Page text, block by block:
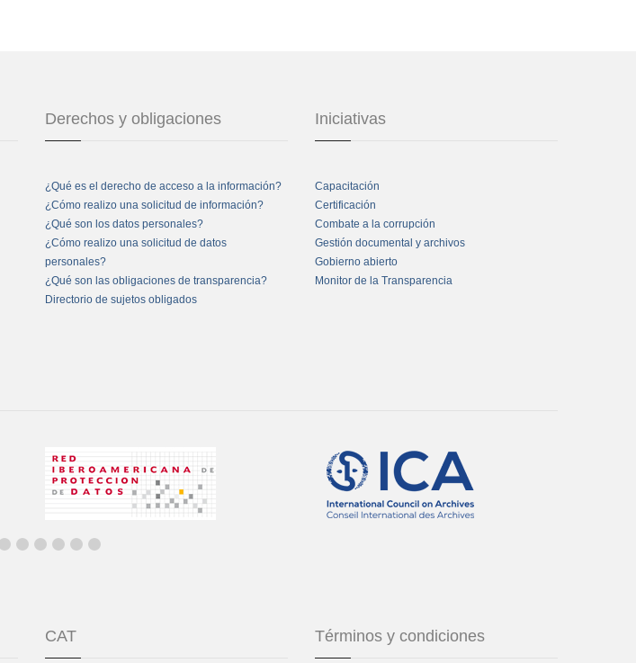
Derechos y obligaciones
¿Qué es el derecho de acceso a la información?
¿Cómo realizo una solicitud de información?
¿Qué son los datos personales?
¿Cómo realizo una solicitud de datos
personales?
¿Qué son las obligaciones de transparencia?
Directorio de sujetos obligados
Iniciativas
Capacitación
Certificación
Combate a la corrupción
Gestión documental y archivos
Gobierno abierto
Monitor de la Transparencia
CAT Términos y condiciones